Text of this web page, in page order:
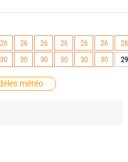
météo
26 26 26 26 26 26
26
30 30 30 30 30 30 29